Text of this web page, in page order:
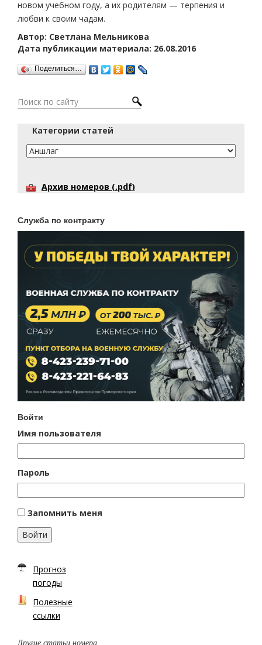
новом учебном году, а их родителям — терпения и
любви к своим чадам.
Автор: Светлана Мельникова
Дата публикации материала: 26.08.2016
Поделиться…
Категории статей
Архив номеров (.pdf)
Служба по контракту
Войти
Имя пользователя
Пароль
Запомнить меня
Войти
Прогноз
погоды
Полезные
ссылки
Другие статьи номера